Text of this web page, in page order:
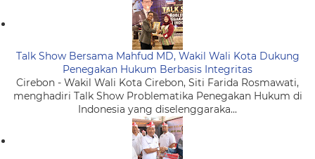
Talk Show Bersama Mahfud MD, Wakil Wali Kota Dukung
Penegakan Hukum Berbasis Integritas
Cirebon - Wakil Wali Kota Cirebon, Siti Farida Rosmawati,
menghadiri Talk Show Problematika Penegakan Hukum di
Indonesia yang diselenggaraka...